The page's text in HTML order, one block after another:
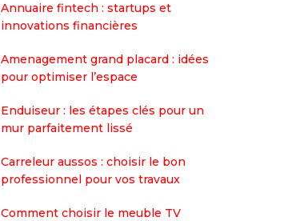
Annuaire fintech : startups et
innovations financières
Amenagement grand placard : idées
pour optimiser l’espace
Enduiseur : les étapes clés pour un
mur parfaitement lissé
Carreleur aussos : choisir le bon
professionnel pour vos travaux
Comment choisir le meuble TV